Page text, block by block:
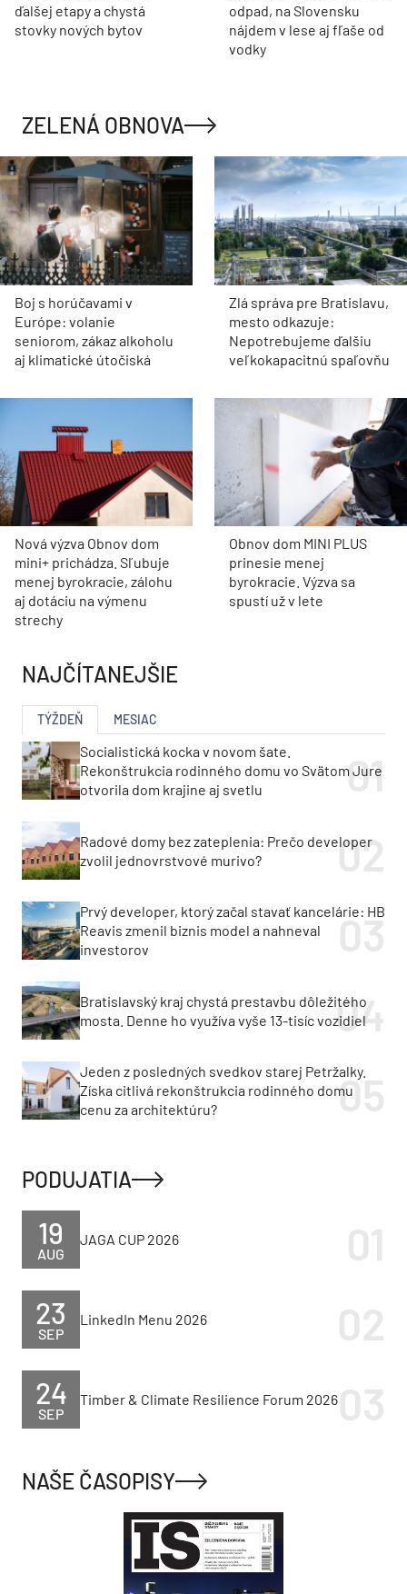
ďalšej etapy a chystá
stovky nových bytov
odpad, na Slovensku
nájdem v lese aj fľaše od
vodky
ZELENÁ OBNOVA
Boj s horúčavami v
Európe: volanie
seniorom, zákaz alkoholu
aj klimatické útočiská
Zlá správa pre Bratislavu,
mesto odkazuje:
Nepotrebujeme ďalšiu
veľkokapacitnú spaľovňu
Nová výzva Obnov dom
mini+ prichádza. Sľubuje
menej byrokracie, zálohu
aj dotáciu na výmenu
strechy
Obnov dom MINI PLUS
prinesie menej
byrokracie. Výzva sa
spustí už v lete
NAJČÍTANEJŠIE
TÝŽDEŇ MESIAC
Socialistická kocka v novom šate.
Rekonštrukcia rodinného domu vo Svätom Jure
otvorila dom krajine aj svetlu
Radové domy bez zateplenia: Prečo developer
zvolil jednovrstvové murivo?
Prvý developer, ktorý začal stavať kancelárie: HB
Reavis zmenil biznis model a nahneval
investorov
Bratislavský kraj chystá prestavbu dôležitého
mosta. Denne ho využíva vyše 13-tisíc vozidiel
Jeden z posledných svedkov starej Petržalky.
Získa citlivá rekonštrukcia rodinného domu
cenu za architektúru?
PODUJATIA
AUG
19 JAGA CUP 2026
SEP
23 LinkedIn Menu 2026
SEP
24 Timber & Climate Resilience Forum 2026
NAŠE ČASOPISY